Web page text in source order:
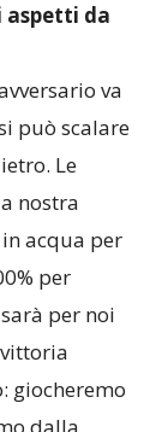
aspetti da
va
può scalare
Le
nostra
acqua per
per
per noi
giocheremo